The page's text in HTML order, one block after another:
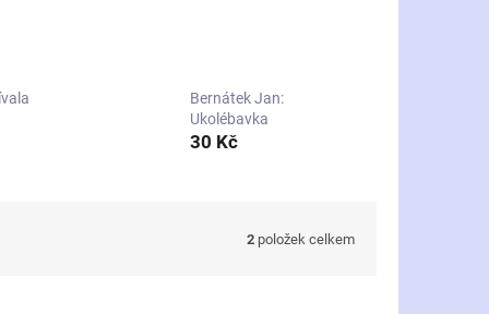
Bernátek Jan:
Ukolébavka
30 Kč
2 položek celkem